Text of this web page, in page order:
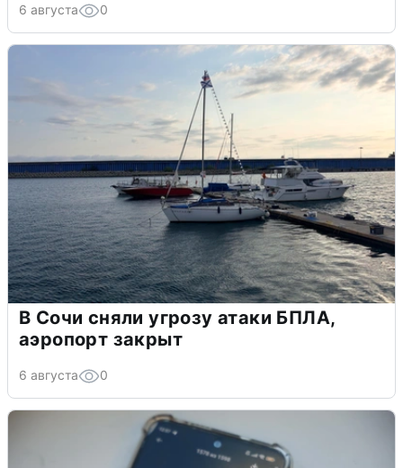
6 августа 0
В Сочи сняли угрозу атаки БПЛА,
аэропорт закрыт
6 августа 0